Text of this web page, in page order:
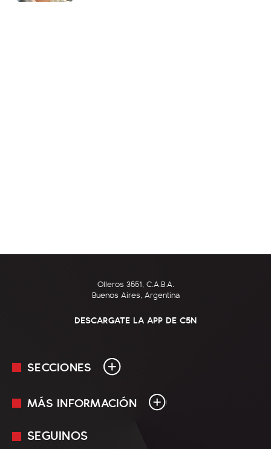
Olleros 3551, C.A.B.A.
Buenos Aires, Argentina
DESCARGATE LA APP DE C5N
SECCIONES
En Vivo
MÁS INFORMACIÓN
Mediakit
SEGUINOS